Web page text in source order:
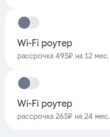
Wi-Fi роутер
рассрочка 495₽ на 12 мес.
Wi-Fi роутер
рассрочка 265₽ на 24 мес.